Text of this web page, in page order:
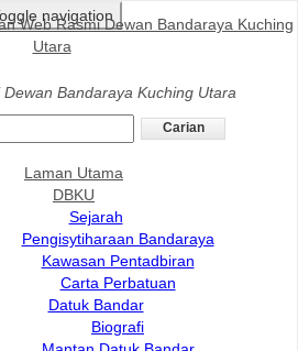
navigation
Bandaraya Kuching Utara
Laman Utama
DBKU
Sejarah
Pengisytiharaan Bandaraya
Kawasan Pentadbiran
Carta Perbatuan
Datuk Bandar
Biografi
>Anugerah pencapaian DBKU
DBKU